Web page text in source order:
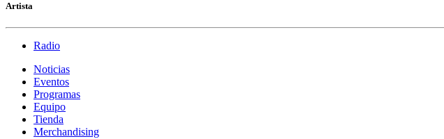
Artista
Radio
Noticias
Eventos
Programas
Equipo
Tienda
Merchandising